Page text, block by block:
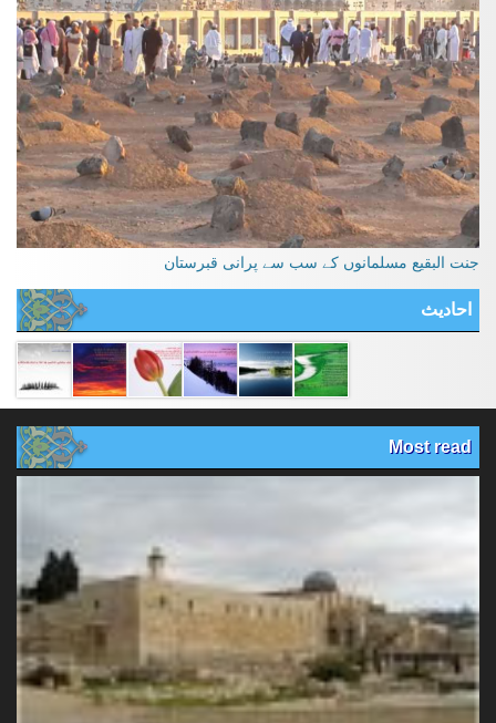
جنت البقیع مسلمانوں کے سب سے پرانی قبرستان
احادیث
Most read